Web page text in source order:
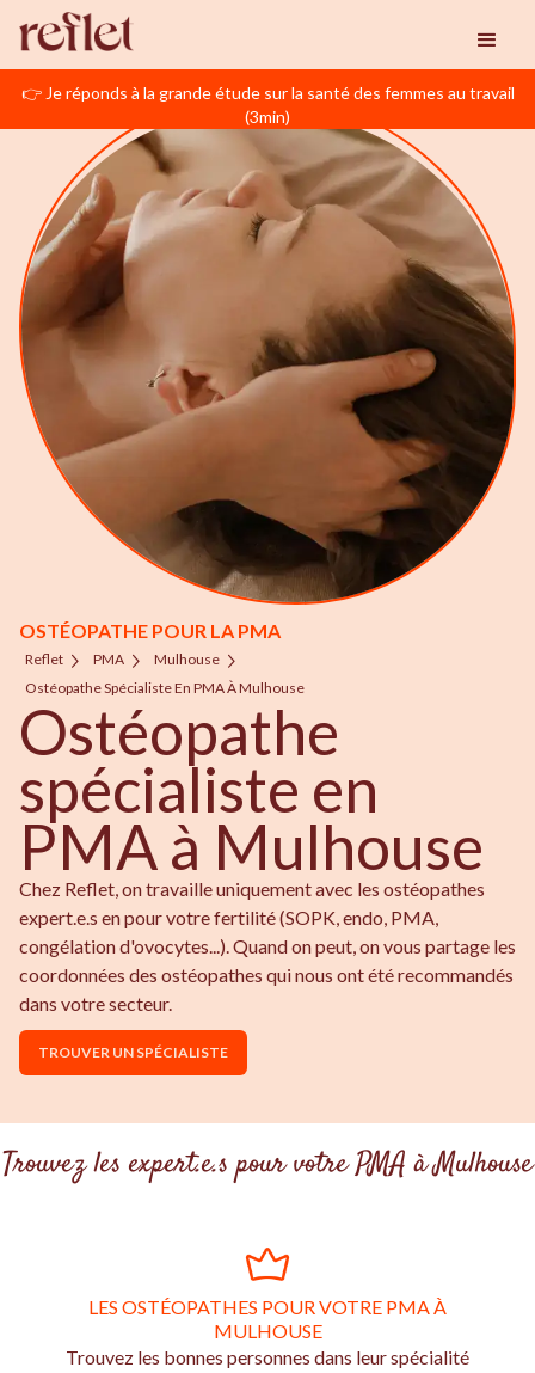
👉 Je réponds à la grande étude sur la santé des femmes au travail
(3min)
OSTÉOPATHE POUR LA PMA
Reflet PMA
Mulhouse
Ostéopathe Spécialiste En PMA À Mulhouse
Ostéopathe
spécialiste en
PMA à Mulhouse
Chez Reflet, on travaille uniquement avec les ostéopathes
expert.e.s en pour votre fertilité (SOPK, endo, PMA,
congélation d'ovocytes...). Quand on peut, on vous partage les
coordonnées des ostéopathes qui nous ont été recommandés
dans votre secteur.
TROUVER UN SPÉCIALISTE
Trouvez les expert.e.s pour votre PMA à Mulhouse
LES OSTÉOPATHES POUR VOTRE PMA À
MULHOUSE
Trouvez les bonnes personnes dans leur spécialité